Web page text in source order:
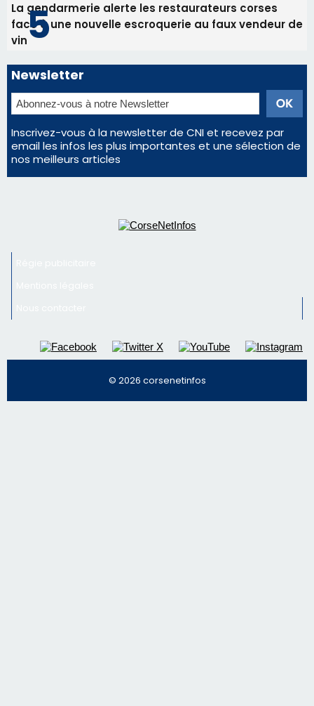
La gendarmerie alerte les restaurateurs corses
face à une nouvelle escroquerie au faux vendeur de
vin
Newsletter
Inscrivez-vous à la newsletter de CNI et recevez par
email les infos les plus importantes et une sélection de
nos meilleurs articles
© 2026 corsenetinfos